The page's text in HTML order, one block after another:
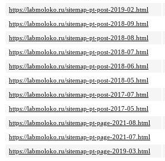
https://labmoloko.ru/sitemap-pt-post-2019-02.html
https://labmoloko.ru/sitemap-pt-post-2018-09.html
https://labmoloko.ru/sitemap-pt-post-2018-08.html
https://labmoloko.ru/sitemap-pt-post-2018-07.html
https://labmoloko.ru/sitemap-pt-post-2018-06.html
https://labmoloko.ru/sitemap-pt-post-2018-05.html
https://labmoloko.ru/sitemap-pt-post-2017-07.html
https://labmoloko.ru/sitemap-pt-post-2017-05.html
https://labmoloko.ru/sitemap-pt-page-2021-08.html
https://labmoloko.ru/sitemap-pt-page-2021-07.html
https://labmoloko.ru/sitemap-pt-page-2019-03.html